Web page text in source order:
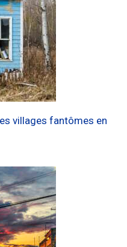
villages fantômes en